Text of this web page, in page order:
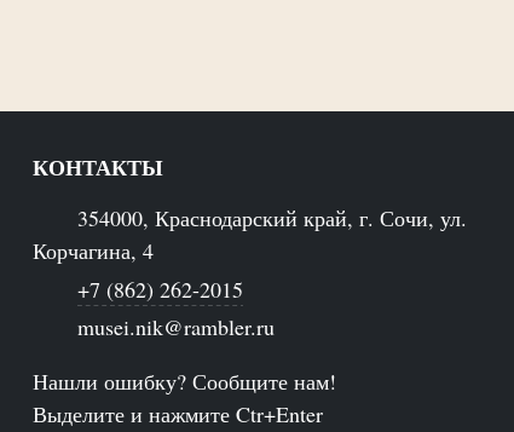
КОНТАКТЫ
354000, Краснодарский край, г. Сочи, ул.
Корчагина, 4
+7 (862) 262-2015
musei.nik@rambler.ru
Нашли ошибку? Сообщите нам!
Выделите и нажмите Ctr+Enter